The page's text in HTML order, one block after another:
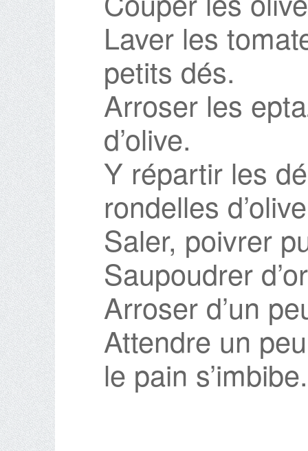
Laver les
petits dés.
Arroser les
d’olive.
Y répartir les
rondelles
Saler, poivrer
Saupoudrer
Arroser d’un
Attendre un
le pain s’imbibe.